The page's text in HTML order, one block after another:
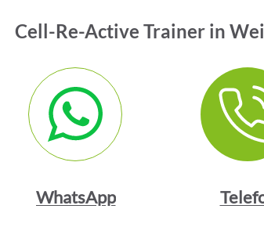
Cell-Re-Active Trainer in
WhatsApp